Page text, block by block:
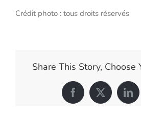
Crédit photo : tous droits réservés
Share This Story, Choose
Facebook
X